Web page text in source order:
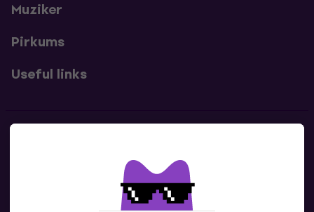
Muziker
Pirkums
Useful links
Sazinies ar mums